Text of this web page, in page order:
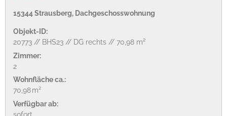
15344 Strausberg, Dachgeschosswohnung
Objekt-ID:
20773 // BHS23 // DG rechts // 70,98 m²
Zimmer:
2
Wohnfläche ca.:
70,98 m²
Verfügbar ab: